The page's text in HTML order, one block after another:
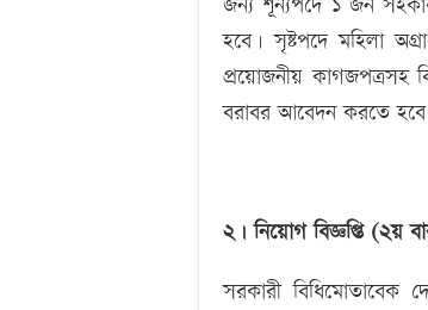
হবে। সৃষ্টপদে মহিলা
প্রয়োজনীয় কাগজপত্রসহ
বরাবর আবেদন করতে
২। নিয়োগ বিজ্ঞপ্তি (২য়
সরকারী বিধিমোতাবেক